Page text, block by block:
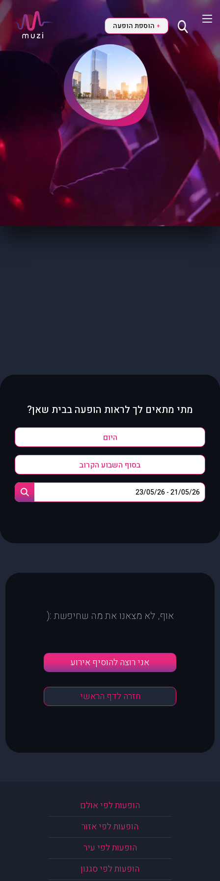
+ הוספת הופעה
מתי מתאים לך לראות הופעה בבית שאן?
היום
בסוף השבוע הקרוב
אוף, לא מצאנו את מה שחיפשת :(
אני רוצה להוסיף אירוע
חזרה לדף הראשי
הופעות לפי אולם
הופעות לפי אזור
הופעות לפי עיר
הופעות לפי סגנון